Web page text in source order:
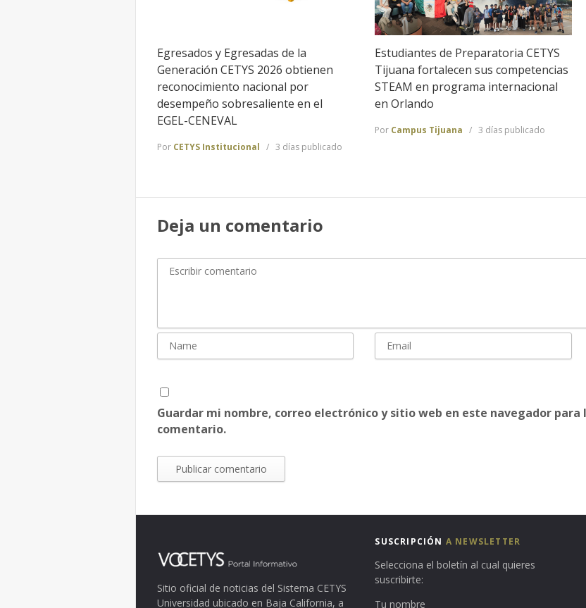
Egresados y Egresadas de la
Generación CETYS 2026 obtienen
reconocimiento nacional por
desempeño sobresaliente en el
EGEL-CENEVAL
Por CETYS Institucional 3 días publicado
Estudiantes de Preparatoria CETYS
Tijuana fortalecen sus competencias
STEAM en programa internacional
en Orlando
Por Campus Tijuana 3 días publicado
Deja un comentario
Guardar mi nombre, correo electrónico y sitio web en este navegador para
comentario.
Sitio oficial de noticias del Sistema CETYS
Universidad ubicado en Baja California, a
SUSCRIPCIÓN A NEWSLETTER
Selecciona el boletín al cual quieres
suscribirte:
Tu nombre